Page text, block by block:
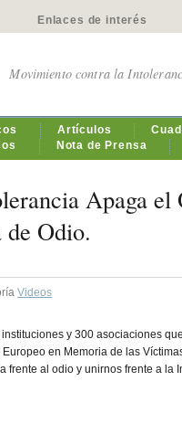
Enlaces de interés
Movimiento contra la
Artículos
Nota de Prensa
Apaga el
Odio.
Videos
y 300 asociaciones
en Memoria de las
frente al odio y unirnos frente a la